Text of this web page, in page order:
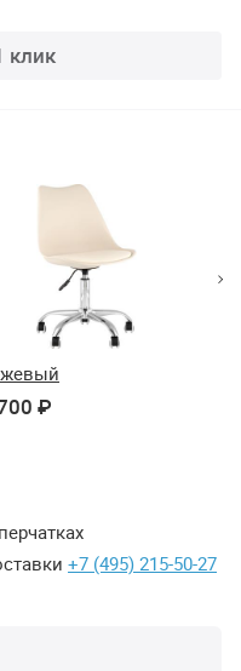
клик
₽
+7 (495) 215-50-27